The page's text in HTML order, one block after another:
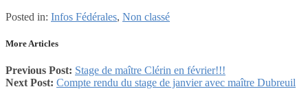
Posted in: Infos Fédérales, Non classé
More Articles
Previous Post: Stage de maître Clérin en février!!!
Next Post: Compte rendu du stage de janvier avec maître Dubreuil